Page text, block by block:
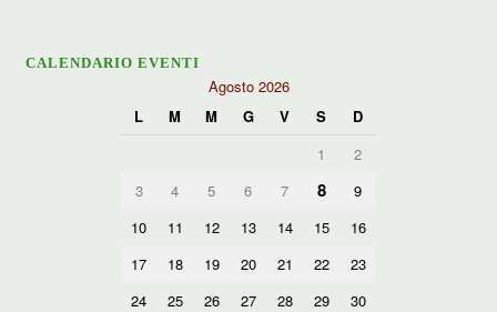
CALENDARIO EVENTI
Agosto 2026
L
M M G V S
D
1
2
3
4 5 6 7 8
9
10
11 12 13 14 15
16
17
18 19 20 21 22
23
24
25 26 27 28 29
30